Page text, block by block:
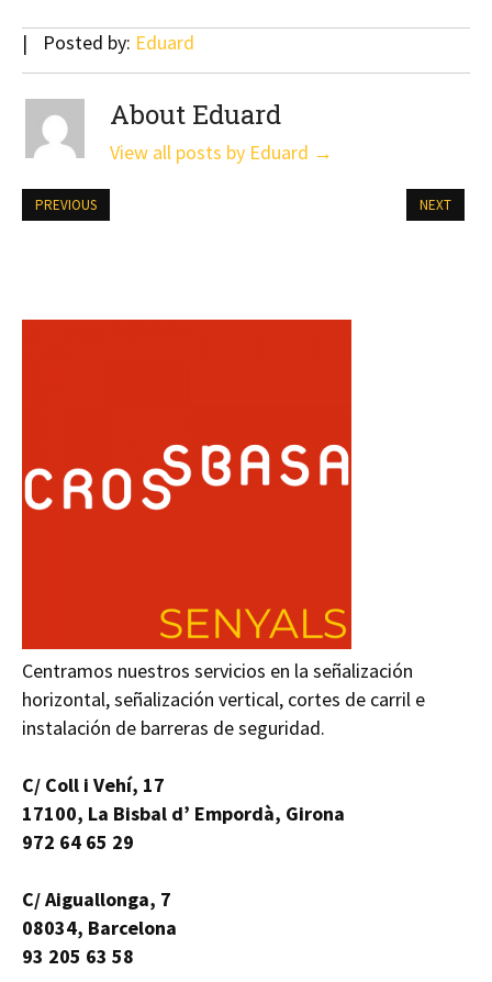
Posted by: Eduard
About Eduard
View all posts by Eduard →
PREVIOUS NEXT
Centramos nuestros servicios en la señalización
horizontal, señalización vertical, cortes de carril e
instalación de barreras de seguridad.
C/ Coll i Vehí, 17
17100, La Bisbal d’ Empordà, Girona
972 64 65 29
C/ Aiguallonga, 7
08034, Barcelona
93 205 63 58